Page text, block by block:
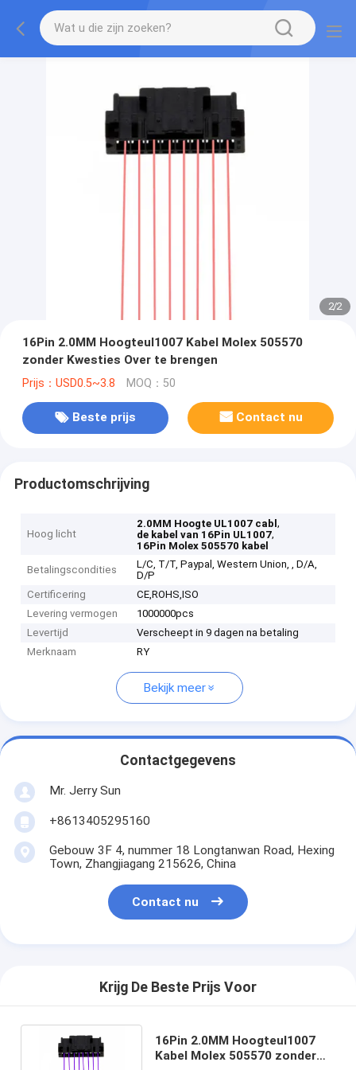
2/2
16Pin 2.0MM Hoogteul1007 Kabel Molex 505570
zonder Kwesties Over te brengen
Prijs：USD0.5~3.8 MOQ：50
Beste prijs Contact nu
Productomschrijving
Hoog licht
2.0MM Hoogte UL1007 cabl,
de kabel van 16Pin UL1007,
16Pin Molex 505570 kabel
Betalingscondities
L/C, T/T, Paypal, Western Union, , D/A,
D/P
Certificering
CE,ROHS,ISO
Levering vermogen
1000000pcs
Levertijd
Verscheept in 9 dagen na betaling
Merknaam
RY
Bekijk meer
Contactgegevens
Mr. Jerry Sun
+8613405295160
Gebouw 3F 4, nummer 18 Longtanwan Road, Hexing
Town, Zhangjiagang 215626, China
Contact nu
Krijg De Beste Prijs Voor
16Pin 2.0MM Hoogteul1007
Kabel Molex 505570 zonder